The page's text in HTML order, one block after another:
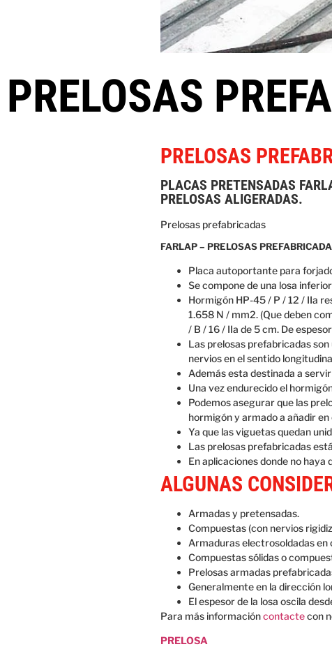
PRELOSAS
PRELOSAS
PLACAS PRETENSADAS
PRELOSAS ALIGERADAS.
Prelosas prefabricadas
FARLAP – PRELOSAS
Placa autoportante para
Se compone de una losa
Hormigón HP-45 / P / 12 / IIa
1.658 N / mm2. (Que deben
/ B / 16 / IIa de 5 cm. De
Las prelosas prefabricadas
nervios en el sentido
Además esta destinada a
Una vez endurecido el
Podemos asegurar que las
hormigón y armado a añadir en
Ya que las viguetas quedan
Las prelosas prefabricadas
En aplicaciones donde no
ALGUNAS
Armadas y pretensadas.
Compuestas (con nervios
Armaduras electrosoldadas en
Compuestas sólidas o
Prelosas armadas
Generalmente en la dirección
El espesor de la losa oscila
Para más informacióncontactecon
PRELOSA